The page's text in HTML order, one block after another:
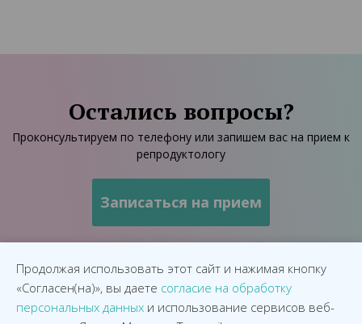
Остались вопросы?
Проконсультируем по телефону или запишем вас на прием к
репродуктологу
Продолжая использовать этот сайт и нажимая кнопку
«Согласен(на)», вы даете согласие на обработку
персональных данных и использование сервисов веб-